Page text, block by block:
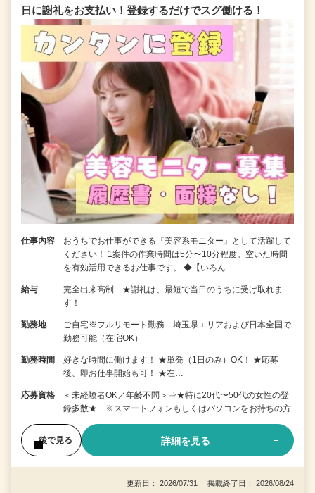
日に謝礼をお支払い！登録するだけでスグ働ける！
仕事内容
おうちでお仕事ができる『美容系モニター』として活躍して
ください！ 1案件の作業時間は5分〜10分程度。空いた時間
を有効活用できるお仕事です。 ◆【いろん…
給与
完全出来高制 ★謝礼は、最短で当日のうちに受け取れま
す！
勤務地
ご自宅※フルリモート勤務 埼玉県エリアおよび日本全国で
勤務可能（在宅OK）
勤務時間
好きな時間に働けます！ ★単発（1日のみ）OK！ ★応募
後、即お仕事開始も可！ ★在…
応募資格
＜未経験者OK／年齢不問＞⇒★特に20代〜50代の女性の登
録多数★ ※スマートフォンもしくはパソコンをお持ちの方
後で見る 詳細を見る
更新日： 2026/07/31 掲載終了日： 2026/08/24